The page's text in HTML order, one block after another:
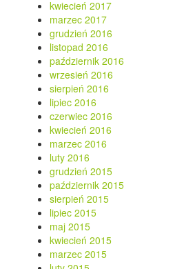
kwiecień 2017
marzec 2017
grudzień 2016
listopad 2016
październik 2016
wrzesień 2016
sierpień 2016
lipiec 2016
czerwiec 2016
kwiecień 2016
marzec 2016
luty 2016
grudzień 2015
październik 2015
sierpień 2015
lipiec 2015
maj 2015
kwiecień 2015
marzec 2015